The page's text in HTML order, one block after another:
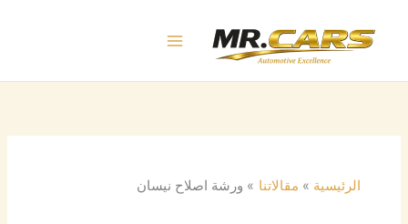
المحتوى
الرئيسية مقالاتنا ورشة اصلاح نيسان